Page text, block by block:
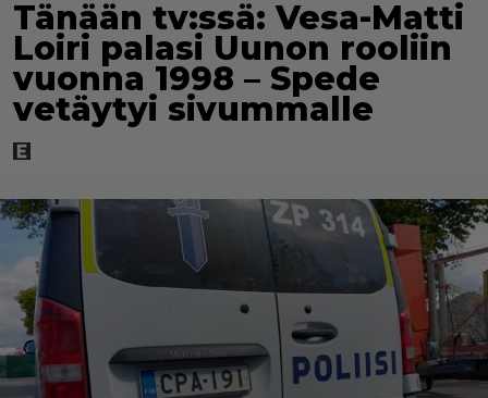
Vau, nyt oli kova suoritus! Vanhat sarjat ovat sinulla
Tänään tv:ssä: Vesa-Matti
Loiri palasi Uunon rooliin
vuonna 1998 – Spede
vetäytyi sivummalle